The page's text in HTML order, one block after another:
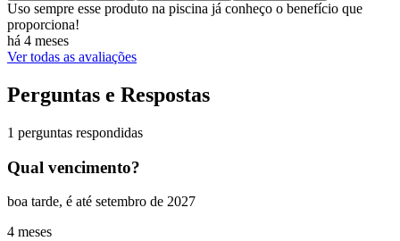
Uso sempre esse produto na piscina já conheço o benefício que
proporciona!
há 4 meses
Ver todas as avaliações
Perguntas e Respostas
1 perguntas respondidas
Qual vencimento?
boa tarde, é até setembro de 2027
4 meses